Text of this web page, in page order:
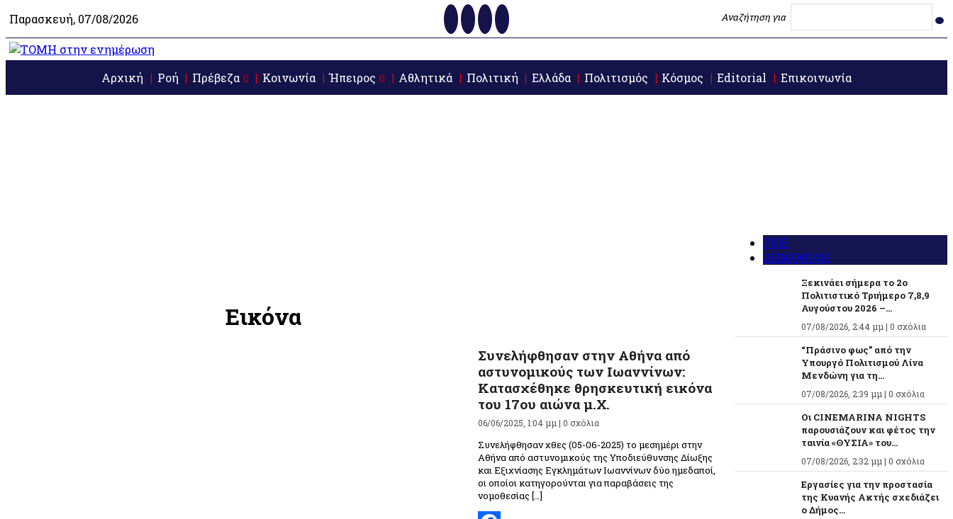
Παρασκευή, 07/08/2026 Αναζήτηση για
Αρχική Ροή Πρέβεζα Κοινωνία Ήπειρος Αθλητικά Πολιτική Ελλάδα Πολιτισμός Κόσμος Editorial Επικοινωνία
Εικόνα
Συνελήφθησαν στην Αθήνα από
αστυνομικούς των Ιωαννίνων:
Κατασχέθηκε θρησκευτική εικόνα
του 17ου αιώνα μ.Χ.
06/06/2025, 1:04 μμ |0 σχόλια
Συνελήφθησαν χθες (05-06-2025) το μεσημέρι στην
Αθήνα από αστυνομικούς της Υποδιεύθυνσης Δίωξης
και Εξιχνίασης Εγκλημάτων Ιωαννίνων δύο ημεδαποί,
οι οποίοι κατηγορούνται για παραβάσεις της
νομοθεσίας […]
ΡΟΗ
ΔΗΜΟΦΙΛΗ
Ξεκινάει σήμερα το 2ο
Πολιτιστικό Τριήμερο 7,8,9
Αυγούστου 2026 –...
07/08/2026, 2:44 μμ | 0 σχόλια
“Πράσινο φως” από την
Υπουργό Πολιτισμού Λίνα
Μενδώνη για τη...
07/08/2026, 2:39 μμ | 0 σχόλια
Οι CINEMARINA NIGHTS
παρουσιάζουν και φέτος την
ταινία «ΘΥΣΙΑ» του...
07/08/2026, 2:32 μμ | 0 σχόλια
Εργασίες για την προστασία
της Κυανής Ακτής σχεδιάζει
ο Δήμος...